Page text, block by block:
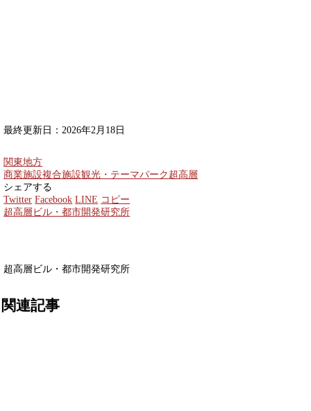
最終更新日：2026年2月18日
関東地方
商業施設複合施設観光・テーマパーク 超高層
シェアする
Twitter Facebook LINE コピー
超高層ビル・都市開発研究所
超高層ビル・都市開発研究所
関連記事